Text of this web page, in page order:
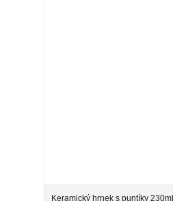
Keramický hrnek s puntíky 230ml